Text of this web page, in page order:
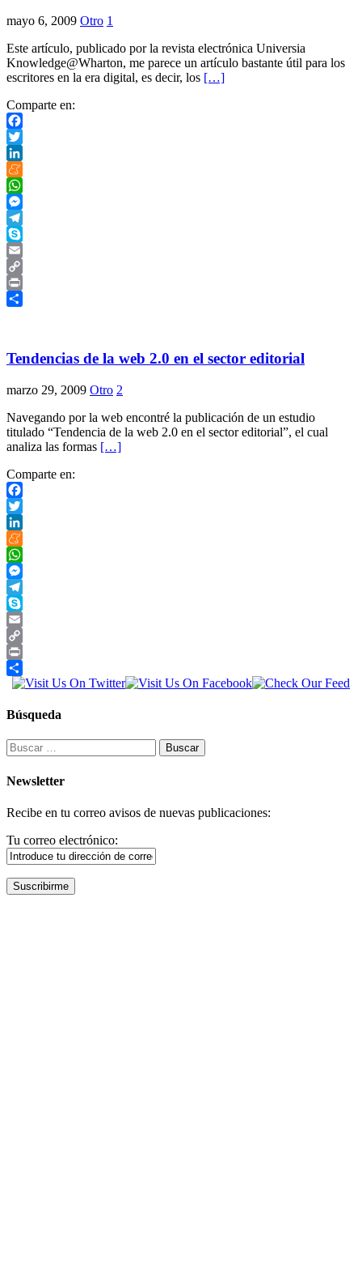
mayo 6, 2009 Otro 1
Este artículo, publicado por la revista electrónica Universia
Knowledge@Wharton, me parece un artículo bastante útil para los
escritores en la era digital, es decir, los […]
Comparte en:
Facebook
Twitter
LinkedIn
Meneame
WhatsApp
Messenger
Telegram
Skype
Email
Copy
Link
Print
Tendencias de la web 2.0 en el sector editorial
marzo 29, 2009 Otro 2
Navegando por la web encontré la publicación de un estudio
titulado “Tendencia de la web 2.0 en el sector editorial”, el cual
analiza las formas […]
Comparte en:
Facebook
Twitter
LinkedIn
Meneame
WhatsApp
Messenger
Telegram
Skype
Email
Copy
Link
Print
Compartir
Búsqueda
Buscar:
Newsletter
Recibe en tu correo avisos de nuevas publicaciones:
Tu correo electrónico: